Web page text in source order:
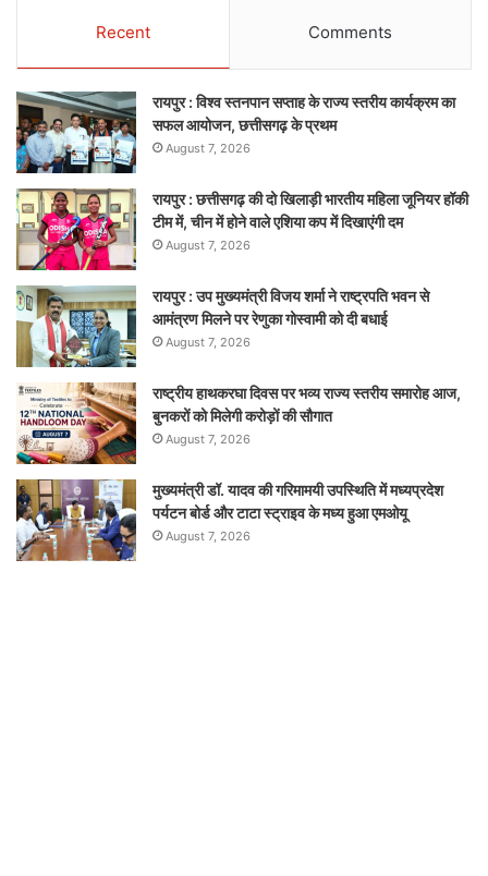
Recent Comments
रायपुर : विश्व स्तनपान सप्ताह के राज्य स्तरीय कार्यक्रम का
सफल आयोजन, छत्तीसगढ़ के प्रथम
August 7, 2026
रायपुर : छत्तीसगढ़ की दो खिलाड़ी भारतीय महिला जूनियर हॉकी
टीम में, चीन में होने वाले एशिया कप में दिखाएंगी दम
August 7, 2026
रायपुर : उप मुख्यमंत्री विजय शर्मा ने राष्ट्रपति भवन से
आमंत्रण मिलने पर रेणुका गोस्वामी को दी बधाई
August 7, 2026
राष्ट्रीय हाथकरघा दिवस पर भव्य राज्य स्तरीय समारोह आज,
बुनकरों को मिलेगी करोड़ों की सौगात
August 7, 2026
मुख्यमंत्री डॉ. यादव की गरिमामयी उपस्थिति में मध्यप्रदेश
पर्यटन बोर्ड और टाटा स्ट्राइव के मध्य हुआ एमओयू
August 7, 2026